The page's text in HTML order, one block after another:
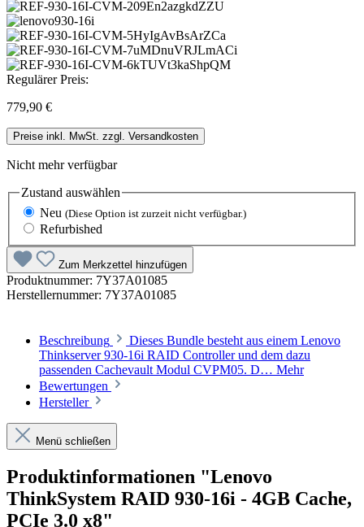
Regulärer Preis:
779,90 €
Preise inkl. MwSt. zzgl. Versandkosten
Nicht mehr verfügbar
Zustand auswählen
Neu (Diese Option ist zurzeit nicht verfügbar.)
Refurbished
Zum Merkzettel hinzufügen
Produktnummer: 7Y37A01085
Herstellernummer: 7Y37A01085
Beschreibung
Dieses Bundle besteht aus einem Lenovo
Thinkserver 930-16i RAID Controller und dem dazu
passenden Cachevault Modul CVPM05. D… Mehr
Bewertungen
Hersteller
Menü schließen
Produktinformationen "Lenovo
ThinkSystem RAID 930-16i - 4GB Cache,
PCIe 3.0 x8"